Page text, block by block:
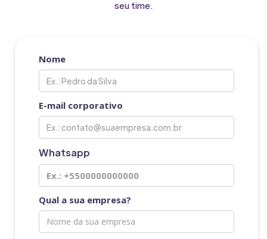
seu time.
Nome
E-mail corporativo
Whatsapp
Qual a sua empresa?